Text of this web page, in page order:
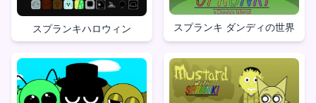
スプランキハロウィン スプランキ ダンディの世界